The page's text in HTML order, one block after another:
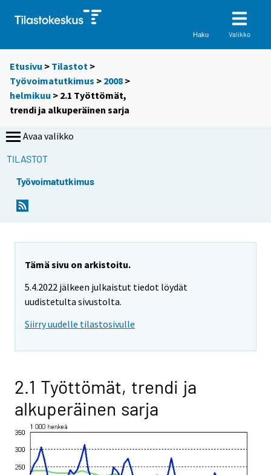
Haku Valikko
Etusivu > Tilastot >
Työvoimatutkimus > 2008 >
helmikuu > 2.1 Työttömät,
trendi ja alkuperäinen sarja
Avaa valikko
TILASTOT
Työvoimatutkimus
Tämä sivu on arkistoitu.
5.4.2022 jälkeen julkaistut tiedot löydät
uudistetulta sivustolta.
Siirry uudelle tilastosivulle
2.1 Työttömät, trendi ja
alkuperäinen sarja